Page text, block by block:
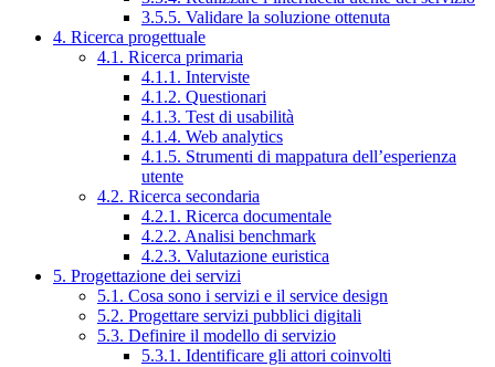
3.5.5. Validare la soluzione ottenuta
4. Ricerca progettuale
4.1. Ricerca primaria
4.1.1. Interviste
4.1.2. Questionari
4.1.3. Test di usabilità
4.1.4. Web analytics
4.1.5. Strumenti di mappatura dell’esperienza
utente
4.2. Ricerca secondaria
4.2.1. Ricerca documentale
4.2.2. Analisi benchmark
4.2.3. Valutazione euristica
5. Progettazione dei servizi
5.1. Cosa sono i servizi e il service design
5.2. Progettare servizi pubblici digitali
5.3. Definire il modello di servizio
5.3.1. Identificare gli attori coinvolti